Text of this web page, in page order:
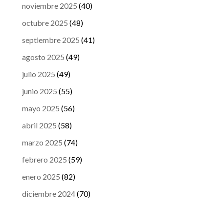
noviembre 2025 (40)
octubre 2025 (48)
septiembre 2025 (41)
agosto 2025 (49)
julio 2025 (49)
junio 2025 (55)
mayo 2025 (56)
abril 2025 (58)
marzo 2025 (74)
febrero 2025 (59)
enero 2025 (82)
diciembre 2024(70)